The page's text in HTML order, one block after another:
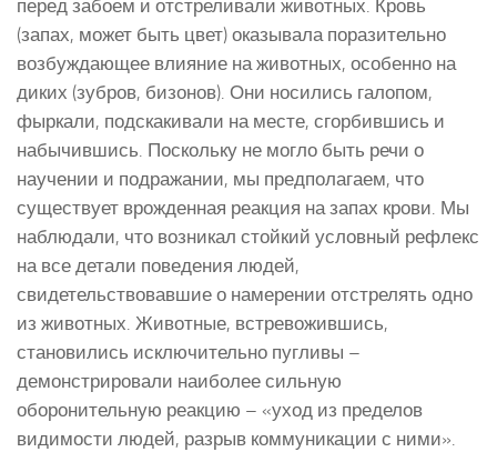
перед забоем и отстреливали животных. Кровь
(запах, может быть цвет) оказывала поразительно
возбуждающее влияние на животных, особенно на
диких (зубров, бизонов). Они носились галопом,
фыркали, подскакивали на месте, сгорбившись и
набычившись. Поскольку не могло быть речи о
научении и подражании, мы предполагаем, что
существует врожденная реакция на запах крови. Мы
наблюдали, что возникал стойкий условный рефлекс
на все детали поведения людей,
свидетельствовавшие о намерении отстрелять одно
из животных. Животные, встревожившись,
становились исключительно пугливы –
демонстрировали наиболее сильную
оборонительную реакцию – «уход из пределов
видимости людей, разрыв коммуникации с ними».